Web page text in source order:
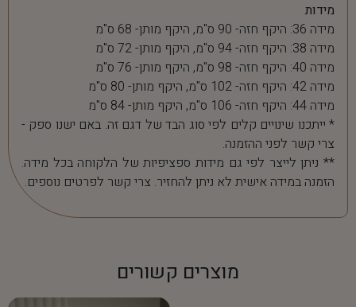
מידות
מידה 36: היקף חזה- 90 ס"מ, היקף מותן- 68 ס"מ
מידה 38: היקף חזה- 94 ס"מ, היקף מותן- 72 ס"מ
מידה 40: היקף חזה- 98 ס"מ, היקף מותן- 76 ס"מ
מידה 42: היקף חזה- 102 ס"מ, היקף מותן- 80 ס"מ
מידה 44: היקף חזה- 106 ס"מ, היקף מותן- 84 ס"מ
* ייתכנו שינויים קלים לפי סוג הבד של דגם זה. באם ישנו ספק -
צרי קשר לפני ההזמנה.
** ניתן לייצר לפי גם מידות ספציפיות של הלקוחה בכל מידה.
הזמנה במידה אישית לא ניתן להחזיר. צרי קשר לפרטים נוספים.
מוצרים קשורים